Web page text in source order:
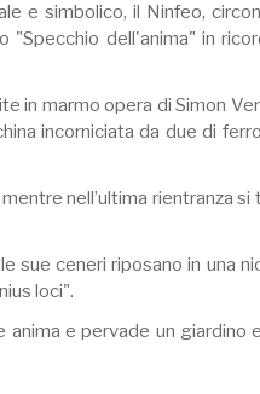
e simbolico, il Ninfeo,
dell'anima" in
in marmo opera di Simon
incorniciata da due di
nell’ultima rientranza
sue ceneri riposano in una
loci".
e pervade un giardino